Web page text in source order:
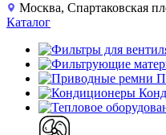
Москва, Спартаковская
Каталог